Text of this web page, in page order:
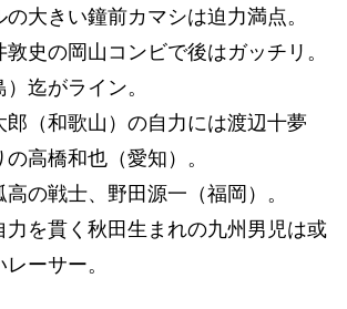
大きい鐘前カマシは迫力満点。
史の岡山コンビで後はガッチリ。
迄がライン。
郎（和歌山）の自力には渡辺十夢
の高橋和也（愛知）。
の戦士、野田源一（福岡）。
力を貫く秋田生まれの九州男児は或
ーサー。